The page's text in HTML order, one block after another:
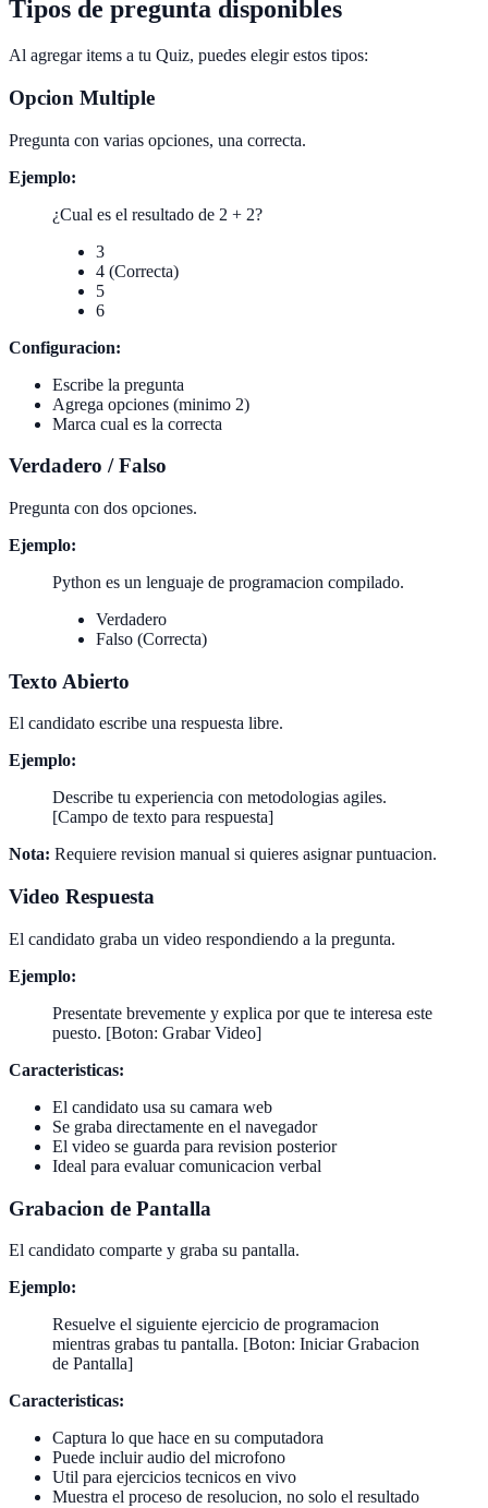
Tipos de pregunta disponibles
Al agregar items a tu Quiz, puedes elegir estos tipos:
Opcion Multiple
Pregunta con varias opciones, una correcta.
Ejemplo:
¿Cual es el resultado de 2 + 2?
3
4 (Correcta)
5
6
Configuracion:
Escribe la pregunta
Agrega opciones (minimo 2)
Marca cual es la correcta
Verdadero / Falso
Pregunta con dos opciones.
Ejemplo:
Python es un lenguaje de programacion compilado.
Verdadero
Falso (Correcta)
Texto Abierto
El candidato escribe una respuesta libre.
Ejemplo:
Describe tu experiencia con metodologias agiles.
[Campo de texto para respuesta]
Nota: Requiere revision manual si quieres asignar puntuacion.
Video Respuesta
El candidato graba un video respondiendo a la pregunta.
Ejemplo:
Presentate brevemente y explica por que te interesa este
puesto. [Boton: Grabar Video]
Caracteristicas:
El candidato usa su camara web
Se graba directamente en el navegador
El video se guarda para revision posterior
Ideal para evaluar comunicacion verbal
Grabacion de Pantalla
El candidato comparte y graba su pantalla.
Ejemplo:
Resuelve el siguiente ejercicio de programacion
mientras grabas tu pantalla. [Boton: Iniciar Grabacion
de Pantalla]
Caracteristicas:
Captura lo que hace en su computadora
Puede incluir audio del microfono
Util para ejercicios tecnicos en vivo
Muestra el proceso de resolucion, no solo el resultado